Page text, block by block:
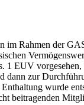
im Rahmen der
1 EUV
dann zur
wurde
beitragenden